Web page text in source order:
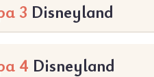
3 Disneyland
4 Disneyland